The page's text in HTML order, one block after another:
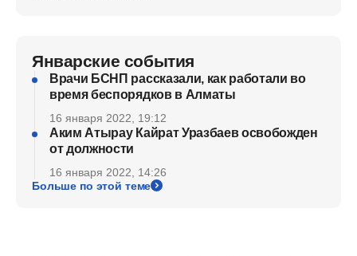
Январские события
Врачи БСНП рассказали, как работали во
время беспорядков в Алматы
16 января 2022, 19:12
Аким Атырау Кайрат Уразбаев освобожден
от должности
16 января 2022, 14:26
Больше по этой теме